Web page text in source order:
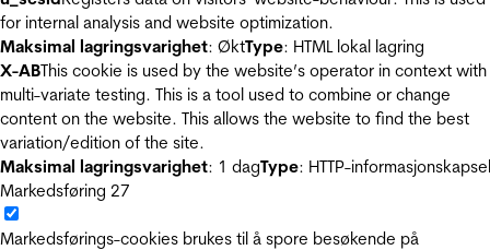
for internal analysis and website optimization.
Maksimal lagringsvarighet: ØktType: HTML lokal lagring
X-ABThis cookie is used by the website’s operator in context with
multi-variate testing. This is a tool used to combine or change
content on the website. This allows the website to find the best
variation/edition of the site.
Maksimal lagringsvarighet: 1 dagType: HTTP-informasjonskapsel
Markedsføring 27
Markedsførings-cookies brukes til å spore besøkende på